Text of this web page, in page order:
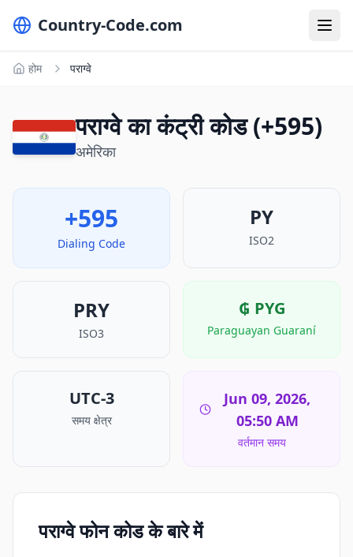
Country-Code.com
होम पराग्वे
पराग्वे का कंट्री कोड (+595)
अमेरिका
+595
Dialing Code
PY
ISO2
PRY
ISO3
₲ PYG
Paraguayan Guaraní
UTC-3
समय क्षेत्र
Jun 09, 2026,
05:50 AM
वर्तमान समय
पराग्वे फोन कोड के बारे में